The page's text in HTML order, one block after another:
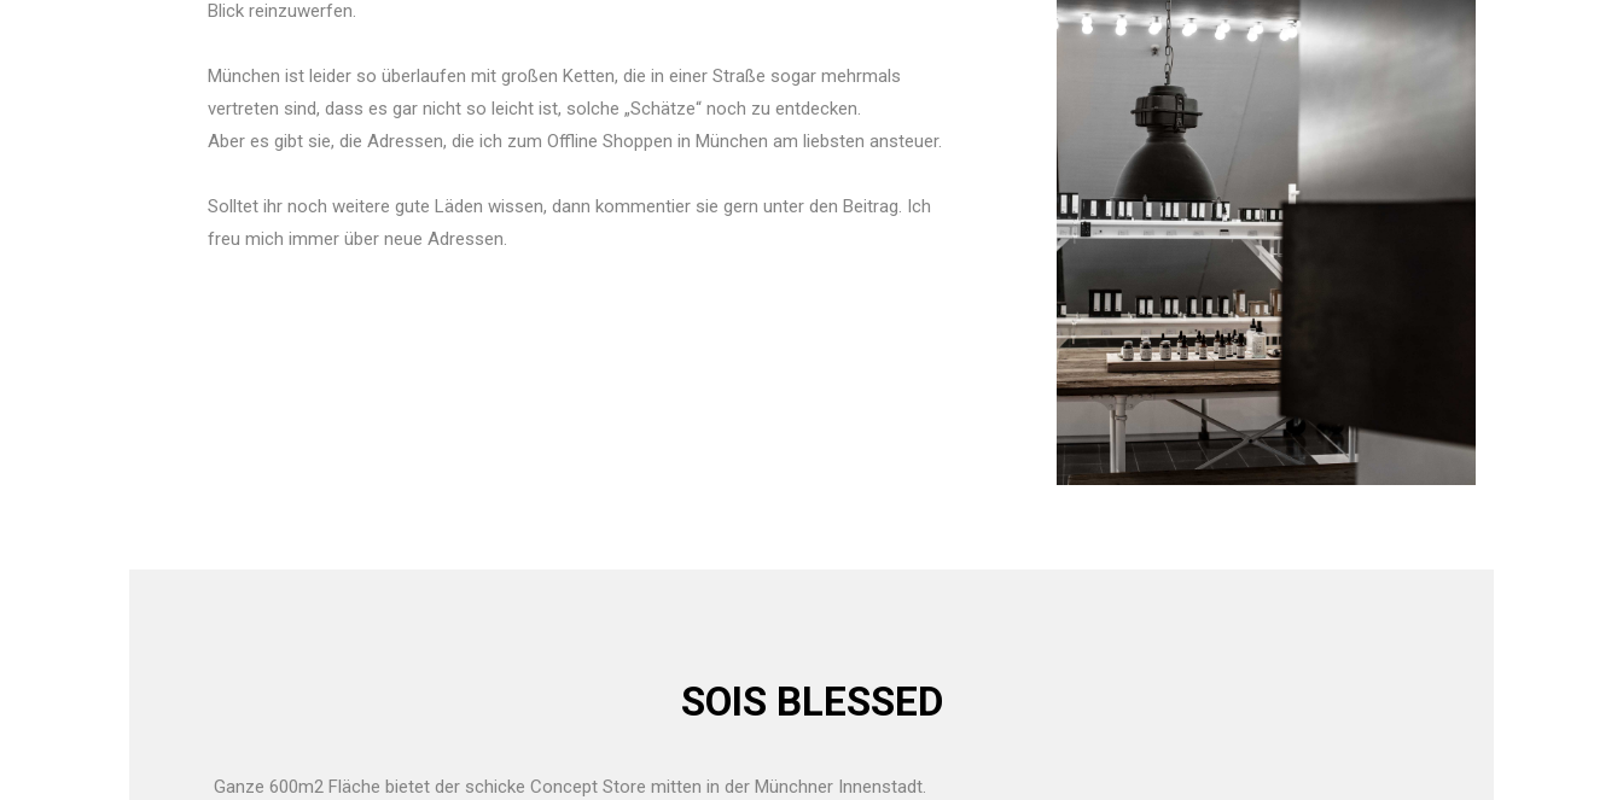
Blick reinzuwerfen.
München ist leider so überlaufen mit großen Ketten, die in einer Straße sogar mehrmals
vertreten sind, dass es gar nicht so leicht ist, solche „Schätze“ noch zu entdecken.
Aber es gibt sie, die Adressen, die ich zum Offline Shoppen in München am liebsten ansteuer.
Solltet ihr noch weitere gute Läden wissen, dann kommentier sie gern unter den Beitrag. Ich
freu mich immer über neue Adressen.
SOIS BLESSED
Ganze 600m2 Fläche bietet der schicke Concept Store mitten in der Münchner Innenstadt.